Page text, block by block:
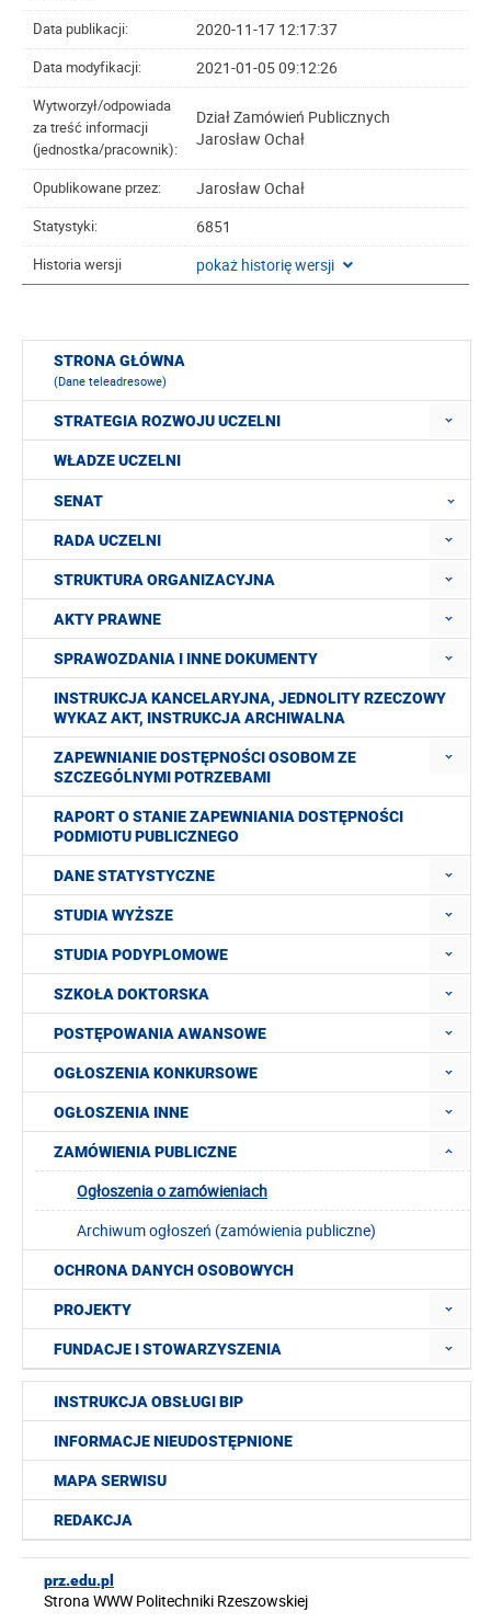
Data publikacji: 2020-11-17 12:17:37
Data modyfikacji: 2021-01-05 09:12:26
Wytworzył/odpowiada
za treść informacji
(jednostka/pracownik):
Dział Zamówień Publicznych
Jarosław Ochał
Opublikowane przez: Jarosław Ochał
Statystyki: 6851
Historia wersji pokaż historię wersji
STRONA GŁÓWNA
(Dane teleadresowe)
STRATEGIA ROZWOJU UCZELNI
WŁADZE UCZELNI
SENAT
RADA UCZELNI
STRUKTURA ORGANIZACYJNA
AKTY PRAWNE
SPRAWOZDANIA I INNE DOKUMENTY
INSTRUKCJA KANCELARYJNA, JEDNOLITY RZECZOWY
WYKAZ AKT, INSTRUKCJA ARCHIWALNA
ZAPEWNIANIE DOSTĘPNOŚCI OSOBOM ZE
SZCZEGÓLNYMI POTRZEBAMI
RAPORT O STANIE ZAPEWNIANIA DOSTĘPNOŚCI
PODMIOTU PUBLICZNEGO
DANE STATYSTYCZNE
STUDIA WYŻSZE
STUDIA PODYPLOMOWE
SZKOŁA DOKTORSKA
POSTĘPOWANIA AWANSOWE
OGŁOSZENIA KONKURSOWE
OGŁOSZENIA INNE
ZAMÓWIENIA PUBLICZNE
Ogłoszenia o zamówieniach
Archiwum ogłoszeń (zamówienia publiczne)
OCHRONA DANYCH OSOBOWYCH
PROJEKTY
FUNDACJE I STOWARZYSZENIA
INSTRUKCJA OBSŁUGI BIP
INFORMACJE NIEUDOSTĘPNIONE
MAPA SERWISU
REDAKCJA
prz.edu.pl
Strona WWW Politechniki Rzeszowskiej